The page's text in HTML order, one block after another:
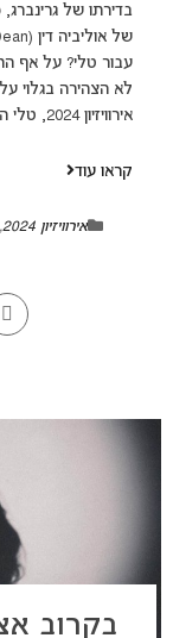
עבור טלי? על אף
לא הצהירה בגלוי
אירוויזיון 2024, טלי הצליחה לנצל את הידע הנרחב שלה...
קראו עוד
אירוויזיון 2024
בקרוב